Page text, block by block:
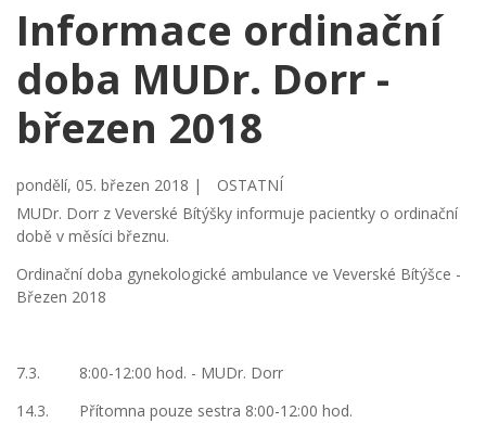
Informace ordinační
doba MUDr. Dorr -
březen 2018
pondělí, 05. březen 2018 |
OSTATNÍ
MUDr. Dorr z Veverské Bítýšky informuje pacientky o ordinační
době v měsíci březnu.
Ordinační doba gynekologické ambulance ve Veverské Bítýšce -
Březen 2018
7.3. 8:00-12:00 hod. - MUDr. Dorr
14.3. Přítomna pouze sestra 8:00-12:00 hod.